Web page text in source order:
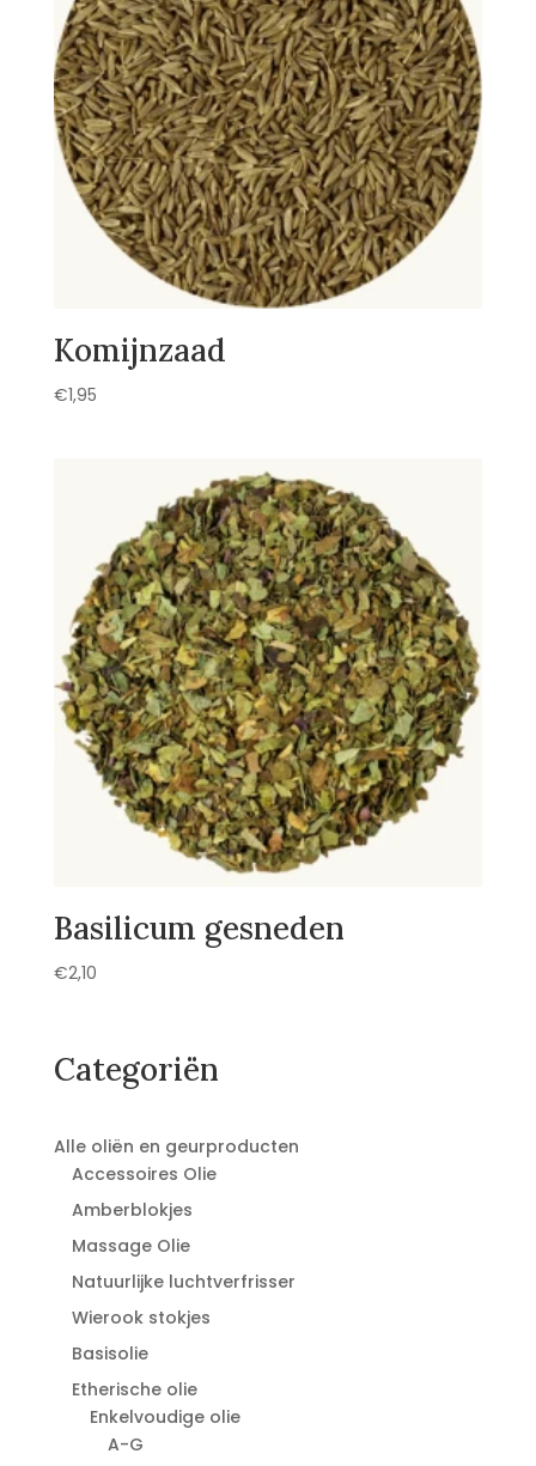
Komijnzaad
€1,95
Basilicum gesneden
€2,10
Categoriën
Alle oliën en geurproducten
Accessoires Olie
Amberblokjes
Massage Olie
Natuurlijke luchtverfrisser
Wierook stokjes
Basisolie
Etherische olie
Enkelvoudige olie
A-G